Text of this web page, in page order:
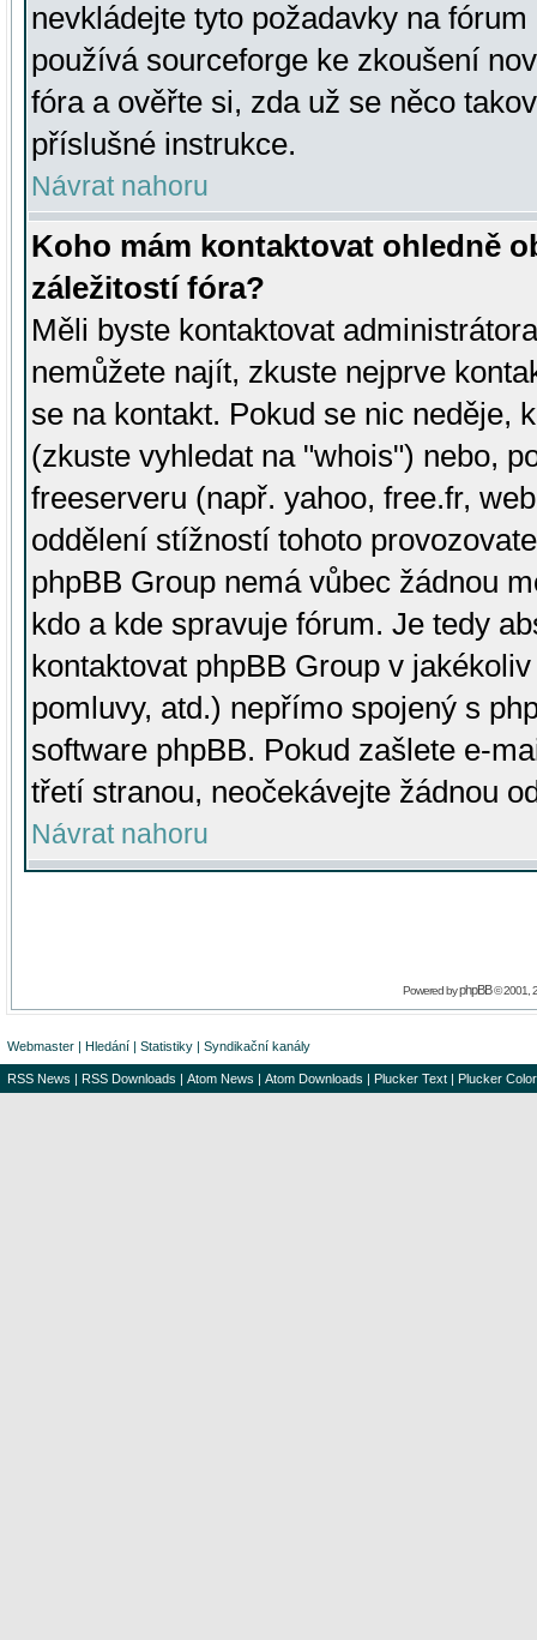
nevkládejte tyto požadavky na
používá sourceforge ke zkoušení
fóra a ověřte si, zda už se něco
příslušné instrukce.
Návrat nahoru
Koho mám kontaktovat ohledně
záležitostí fóra?
Měli byste kontaktovat
nemůžete najít, zkuste nejprve
se na kontakt. Pokud se nic neděje,
(zkuste vyhledat na "whois") nebo,
freeserveru (např. yahoo, free.fr,
oddělení stížností tohoto
phpBB Group nemá vůbec žádnou
kdo a kde spravuje fórum. Je tedy
kontaktovat phpBB Group v
pomluvy, atd.) nepřímo spojený s
software phpBB. Pokud zašlete e-
třetí stranou, neočekávejte žádnou
Návrat nahoru
Powered byphpBB© 2001,
Webmaster | Hledání | Statistiky | Syndikační kanály
RSS News | RSS Downloads | Atom News | Atom Downloads | Plucker Text | Plucker Color